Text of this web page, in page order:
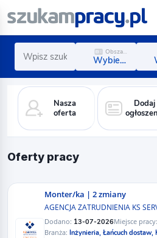
Obszar zawodowy
Wybierz obszar
Nasza
oferta
Dodaj
Oferty pracy
Monter/ka | 2 zmiany
AGENCJA ZATRUDNIENIA KS
Dodano: 13-07-2026Miejsce pracy:
Branża: Inżynieria, Łańcuch dostaw,